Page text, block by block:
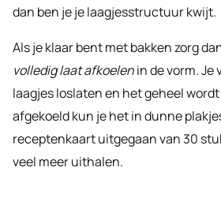
dan ben je je laagjesstructuur kwijt.
Als je klaar bent met bakken zorg
volledig laat afkoelenin de vorm. Je
laagjes loslaten en het geheel
afgekoeld kun je het in dunne
receptenkaart uitgegaan van 30
veel meer uithalen.